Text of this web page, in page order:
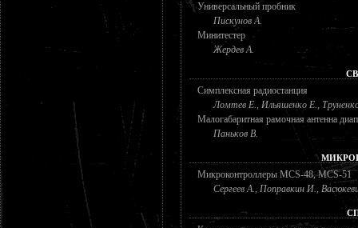
Универсальный пробник
Пискунов А.
Минитестер
Жердев А.
Симплексная радиостанция
Ломтев Е., Ильяшенко Е.,
Малогабаритная рамочная антенна
Паньков В.
Микроконтроллеры MCS-48, MCS-51
Сергеев А., Поправкин И.,